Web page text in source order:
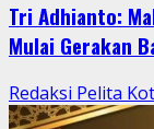
Tri Adhianto:
Mulai Gerakan
Redaksi Pelita